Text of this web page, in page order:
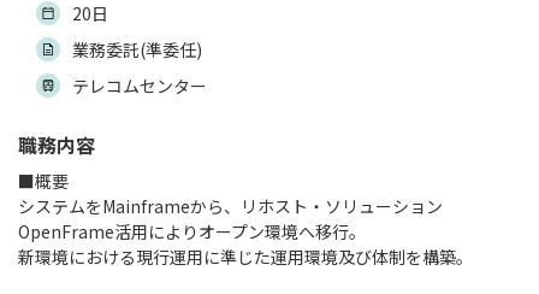
20日
業務委託(準委任)
テレコムセンター
職務内容
■概要
システムをMainframeから、リホスト・ソリューション
OpenFrame活用によりオープン環境へ移行。
新環境における現行運用に準じた運用環境及び体制を構築。